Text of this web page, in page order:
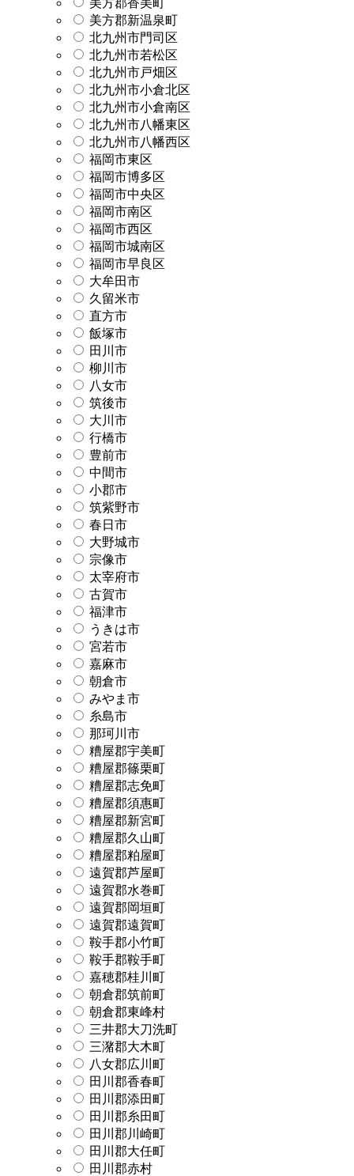
美方郡新温泉町
北九州市門司区
北九州市若松区
北九州市戸畑区
北九州市小倉北区
北九州市小倉南区
北九州市八幡東区
北九州市八幡西区
福岡市東区
福岡市博多区
福岡市中央区
福岡市南区
福岡市西区
福岡市城南区
福岡市早良区
大牟田市
久留米市
直方市
飯塚市
田川市
柳川市
八女市
筑後市
大川市
行橋市
豊前市
中間市
小郡市
筑紫野市
春日市
大野城市
宗像市
太宰府市
古賀市
福津市
うきは市
宮若市
嘉麻市
朝倉市
みやま市
糸島市
那珂川市
糟屋郡宇美町
糟屋郡篠栗町
糟屋郡志免町
糟屋郡須惠町
糟屋郡新宮町
糟屋郡久山町
糟屋郡粕屋町
遠賀郡芦屋町
遠賀郡水巻町
遠賀郡岡垣町
遠賀郡遠賀町
鞍手郡小竹町
鞍手郡鞍手町
嘉穂郡桂川町
朝倉郡筑前町
朝倉郡東峰村
三井郡大刀洗町
三潴郡大木町
八女郡広川町
田川郡香春町
田川郡添田町
田川郡糸田町
田川郡川崎町
田川郡大任町
田川郡赤村